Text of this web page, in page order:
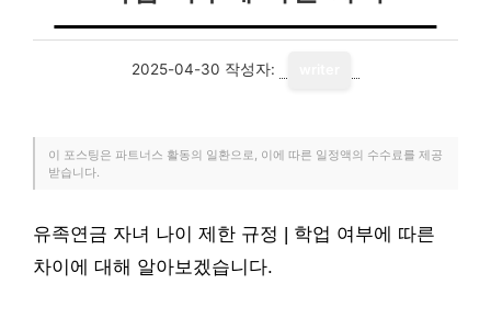
2025-04-30 작성자:
이 포스팅은 파트너스 활동의 일환으로, 이에 따른 일정액의 수수료를 제공
받습니다.
유족연금 자녀 나이 제한 규정 | 학업 여부에 따른
차이에 대해 알아보겠습니다.